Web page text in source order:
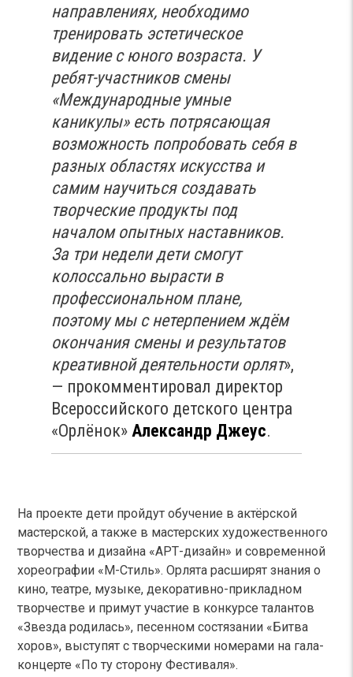
направлениях, необходимо
тренировать эстетическое
видение с юного возраста. У
ребят-участников смены
«Международные умные
каникулы» есть потрясающая
возможность попробовать себя в
разных областях искусства и
самим научиться создавать
творческие продукты под
началом опытных наставников.
За три недели дети смогут
колоссально вырасти в
профессиональном плане,
поэтому мы с нетерпением ждём
окончания смены и результатов
креативной деятельности орлят»,
— прокомментировал директор
Всероссийского детского центра
«Орлёнок» Александр Джеус.
На проекте дети пройдут обучение в актёрской
мастерской, а также в мастерских художественного
творчества и дизайна «АРТ-дизайн» и современной
хореографии «М-Стиль». Орлята расширят знания о
кино, театре, музыке, декоративно-прикладном
творчестве и примут участие в конкурсе талантов
«Звезда родилась», песенном состязании «Битва
хоров», выступят с творческими номерами на гала-
концерте «По ту сторону Фестиваля».